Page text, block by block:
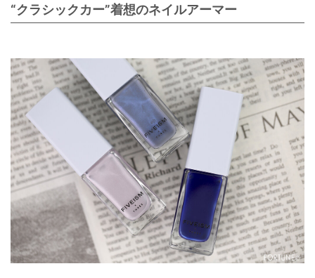
“クラシックカー”着想のネイルアーマー